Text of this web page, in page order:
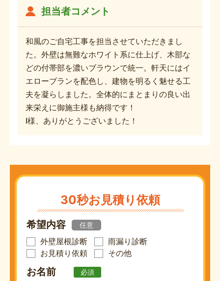
担当者コメント
和風のご自宅工事を担当させていただきまし
た。外壁は無難なホワイト系に仕上げ、木部な
どの付帯部を濃いブラウンで統一。軒天にはイ
エローブランを配色し、建物を明るく魅せる工
夫を凝らしました。全体的にまとまりの良い出
来栄えに御施主様も納得です！
I様、ありがとうございました！
30秒お見積り依頼
希望内容 任意
外壁屋根診断
雨漏り診断
お見積り依頼
その他
お名前 必須